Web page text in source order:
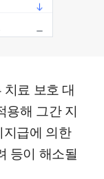
료 보호 대
용해 그간 지
급에 의한
등이 해소될